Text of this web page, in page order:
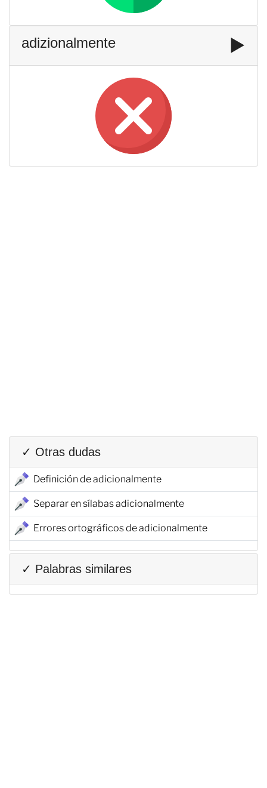
adizionalmente ▶️
✓ Otras dudas
Definición de adicionalmente
Separar en sílabas adicionalmente
Errores ortográficos de adicionalmente
✓ Palabras similares